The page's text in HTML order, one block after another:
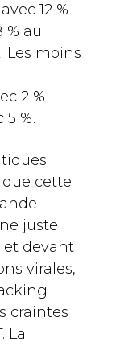
12 %
% au
Les moins
2 %
%.
cette
juste
et devant
virales,
craintes
La